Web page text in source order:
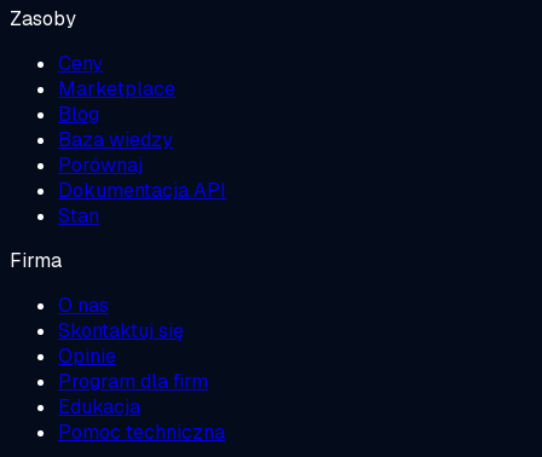
Zasoby
Ceny
Marketplace
Blog
Baza wiedzy
Porównaj
Dokumentacja API
Stan
Firma
O nas
Skontaktuj się
Opinie
Program dla firm
Edukacja
Pomoc techniczna